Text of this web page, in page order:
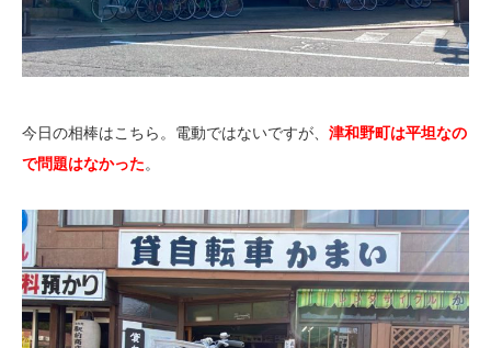
今日の相棒はこちら。電動ではないですが、 津和野町は平坦なの
で問題はなかった。